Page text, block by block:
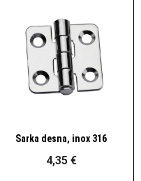
Brzi pogled
Šarka desna, inox 316
4,35 €